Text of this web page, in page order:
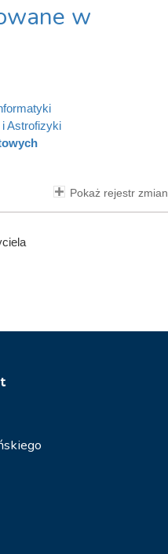
w
Astrofizyki
Pokaż rejestr zmian